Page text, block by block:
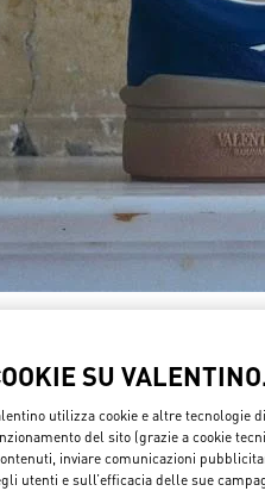
IN NEW TAB
SU
utilizza cookie e altre tecnologie
del sito (grazie a cookie
inviare comunicazioni
utenti e sull’efficacia delle sue